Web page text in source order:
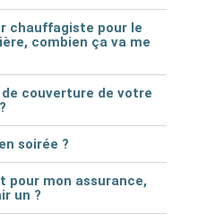
chauffagiste pour le
combien ça va me
couverture de votre
soirée ?
pour mon assurance,
un ?